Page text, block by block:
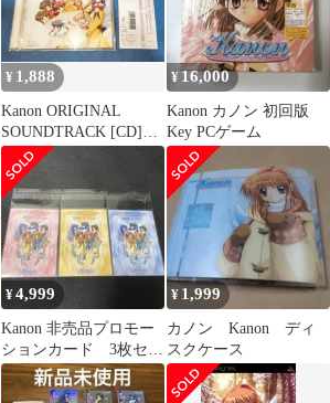
¥ 1,888
Kanon ORIGINAL
SOUNDTRACK [CD]
Key 帯付き
¥16,000
Kanon カノン 初回版
Key PCゲーム
¥4,999
Kanon 非売品プロモー
ションカード 3枚セッ
ト
¥ 1,999
カノン Kanon ディ
スクケース